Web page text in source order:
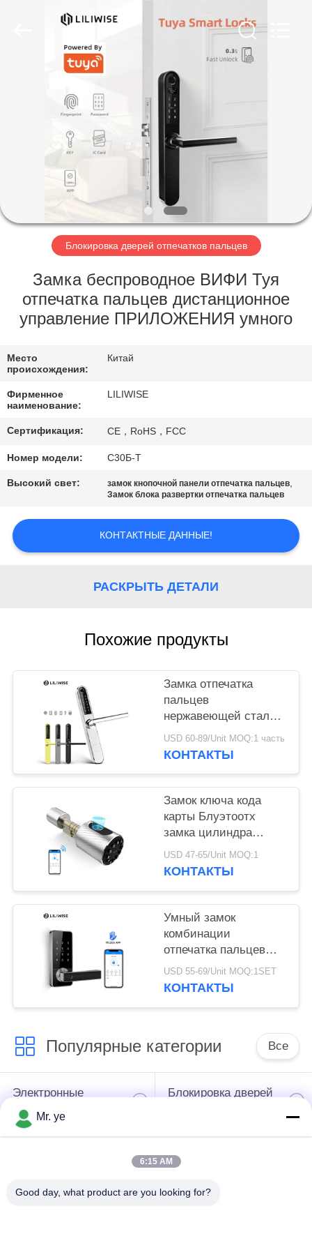
ПРОДУКТЫ
ПУТЕШЕСТВИЕ
ФАБРИКИ
ПРОВЕРКА
КАЧЕСТВА
СВЯЖИТЕСЬ
МЫ
НОВОСТИ
КАРТА
САЙТА
ПОЛИТИКА
Блокировка дверей отпечатков пальцев
Замка беспроводное ВИФИ Туя
отпечатка пальцев дистанционное
управление ПРИЛОЖЕНИЯ умного
Место
происхождения:
Китай
Фирменное
наименование:
LILIWISE
Сертификация: CE，RoHS，FCC
Номер модели: С30Б-Т
Высокий свет: замок кнопочной панели отпечатка пальцев,
Замок блока развертки отпечатка пальцев
КОНТАКТНЫЕ ДАННЫЕ!
РАСКРЫТЬ ДЕТАЛИ
Похожие продукты
Замка отпечатка
пальцев
нержавеющей стали
дистанционное
управление Вифи
USD 60-89/Unit MOQ:1 часть
КОНТАКТЫ
Замок ключа кода
карты Блуэтоотх
замка цилиндра
отпечатка пальцев
жилой регулируемый
USD 47-65/Unit MOQ:1
КОНТАКТЫ
Умный замок
комбинации
отпечатка пальцев
Блуэтоотх замка
отпечатка пальцев с
USD 55-69/Unit MOQ:1SET
КОНТАКТЫ
Популярные категории Все
Электронные
дверные замки
Блокировка дверей
Дверной замок
Mr. ye
6:15 AM
Good day, what product are you looking for?